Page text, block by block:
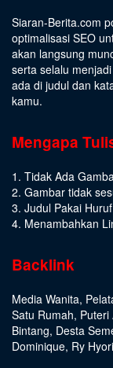
Siaran-Berita.com
optimalisasi SEO
akan langsung
serta selalu
ada di judul dan
kamu.
Mengapa
1. Tidak Ada
2. Gambar tidak
3. Judul Pakai
4. Menambahkan
Backlink
Media Wanita,
Satu Rumah, Puteri
Bintang, Desta
Dominique, Ry Hyori